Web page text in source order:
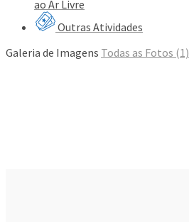
ao Ar Livre
Outras Atividades
Galeria de Imagens Todas as Fotos (1)